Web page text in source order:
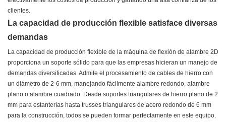
clientes.
La capacidad de producción flexible satisface diversas
demandas
La capacidad de producción flexible de la máquina de flexión de alambre 2D
proporciona un soporte sólido para que las empresas hicieran un manejo de
demandas diversificadas. Admite el procesamiento de cables de hierro con
un diámetro de 2-6 mm, manejando fácilmente alambre redondo, alambre
plano o alambre cuadrado. Desde soportes triangulares de hierro plano de 2
mm para estanterías hasta trusses triangulares de acero redondo de 6 mm
para la construcción, todos se pueden formar perfectamente en este equipo.